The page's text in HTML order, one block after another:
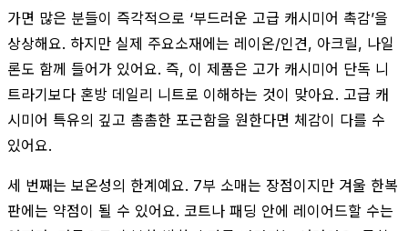
가면 많은 분들이 즉각적으로 ‘부드러운 고급 캐시미어 촉감’을
상상해요. 하지만 실제 주요소재에는 레이온/인견, 아크릴, 나일
론도 함께 들어가 있어요. 즉, 이 제품은 고가 캐시미어 단독 니
트라기보다 혼방 데일리 니트로 이해하는 것이 맞아요. 고급 캐
시미어 특유의 깊고 촘촘한 포근함을 원한다면 체감이 다를 수
있어요.
세 번째는 보온성의 한계예요. 7부 소매는 장점이지만 겨울 한복
판에는 약점이 될 수 있어요. 코트나 패딩 안에 레이어드할 수는